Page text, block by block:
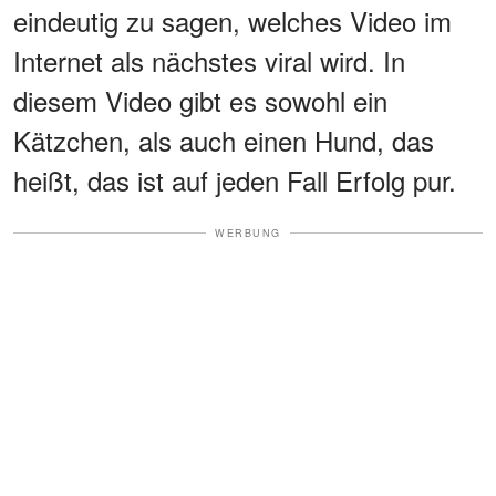
eindeutig zu sagen, welches Video im
Internet als nächstes viral wird. In
diesem Video gibt es sowohl ein
Kätzchen, als auch einen Hund, das
heißt, das ist auf jeden Fall Erfolg pur.
WERBUNG